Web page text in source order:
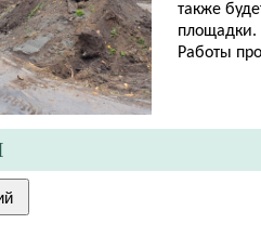
также
площадки.
Работы